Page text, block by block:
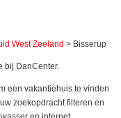
West Zeeland > Bisserup
bij DanCenter.
een vakantiehuis te vinden
zoekopdracht filteren en